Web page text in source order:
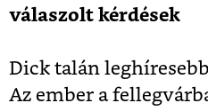
válaszolt kérdések
Dick talán
Az ember a